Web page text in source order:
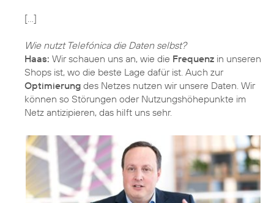
[…]
Wie nutzt Telefónica die Daten selbst?
Haas: Wir schauen uns an, wie die Frequenz in unseren
Shops ist, wo die beste Lage dafür ist. Auch zur
Optimierung des Netzes nutzen wir unsere Daten. Wir
können so Störungen oder Nutzungshöhepunkte im
Netz antizipieren, das hilft uns sehr.